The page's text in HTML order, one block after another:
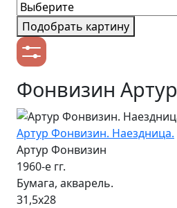
Подобрать картину
Фонвизин Артур
Артур Фонвизин. Наездница.
Артур Фонвизин
1960-е гг.
Бумага, акварель.
31,5x28